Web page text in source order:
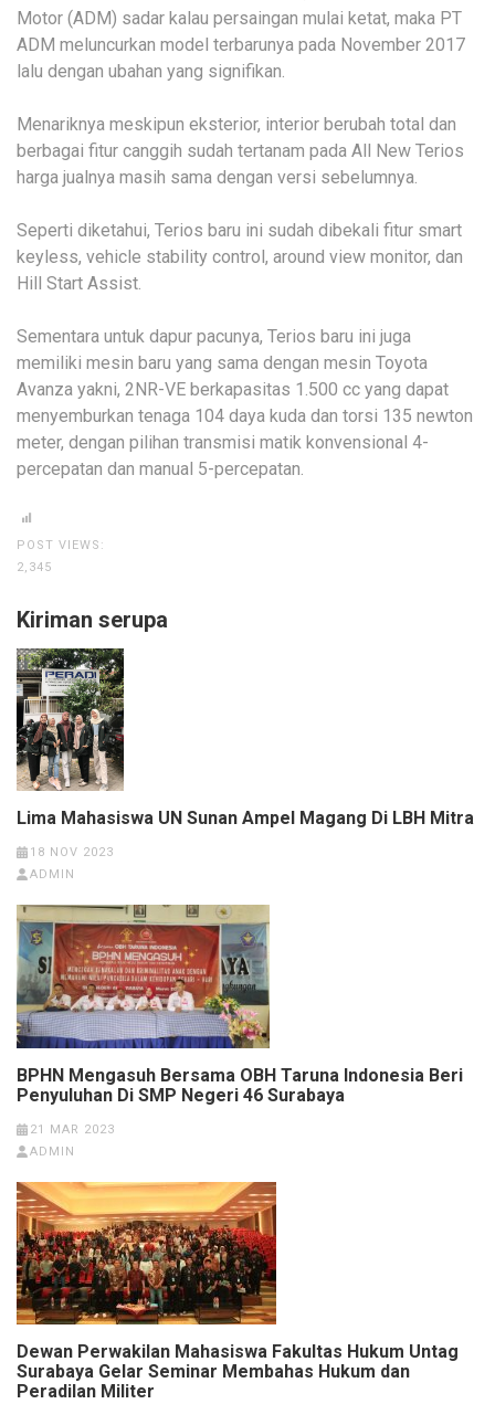
Motor (ADM) sadar kalau persaingan mulai ketat, maka PT
ADM meluncurkan model terbarunya pada November 2017
lalu dengan ubahan yang signifikan.
Menariknya meskipun eksterior, interior berubah total dan
berbagai fitur canggih sudah tertanam pada All New Terios
harga jualnya masih sama dengan versi sebelumnya.
Seperti diketahui, Terios baru ini sudah dibekali fitur smart
keyless, vehicle stability control, around view monitor, dan
Hill Start Assist.
Sementara untuk dapur pacunya, Terios baru ini juga
memiliki mesin baru yang sama dengan mesin Toyota
Avanza yakni, 2NR-VE berkapasitas 1.500 cc yang dapat
menyemburkan tenaga 104 daya kuda dan torsi 135 newton
meter, dengan pilihan transmisi matik konvensional 4-
percepatan dan manual 5-percepatan.
POST VIEWS:
2,345
Kiriman serupa
Lima Mahasiswa UN Sunan Ampel Magang Di LBH Mitra
18 NOV 2023
ADMIN
BPHN Mengasuh Bersama OBH Taruna Indonesia Beri
Penyuluhan Di SMP Negeri 46 Surabaya
21 MAR 2023
ADMIN
Dewan Perwakilan Mahasiswa Fakultas Hukum Untag
Surabaya Gelar Seminar Membahas Hukum dan
Peradilan Militer